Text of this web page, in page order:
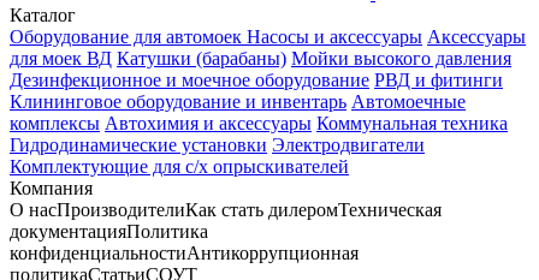
Каталог
Оборудование для автомоек Насосы и аксессуары Аксессуары
для моек ВД Катушки (барабаны) Мойки высокого давления
Дезинфекционное и моечное оборудование РВД и фитинги
Клининговое оборудование и инвентарь Автомоечные
комплексы Автохимия и аксессуары Коммунальная техника
Гидродинамические установки Электродвигатели
Комплектующие для с/х опрыскивателей
Компания
О насПроизводителиКак стать дилеромТехническая
документацияПолитика
конфиденциальностиАнтикоррупционная
политикаСтатьиСОУТ